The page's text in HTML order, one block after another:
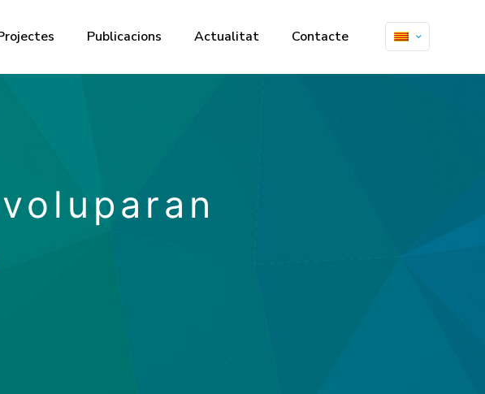
Publicacions Actualitat Contacte